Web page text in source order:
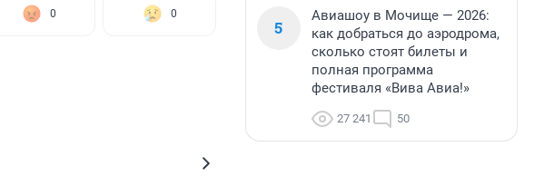
0 0
5
Авиашоу в Мочище — 2026:
как добраться до аэродрома,
сколько стоят билеты и
полная программа
фестиваля «Вива Авиа!»
27 241 50